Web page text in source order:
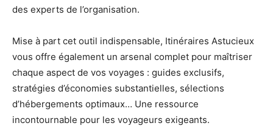
des experts de l’organisation.
Mise à part cet outil indispensable, Itinéraires Astucieux
vous offre également un arsenal complet pour maîtriser
chaque aspect de vos voyages : guides exclusifs,
stratégies d’économies substantielles, sélections
d’hébergements optimaux… Une ressource
incontournable pour les voyageurs exigeants.